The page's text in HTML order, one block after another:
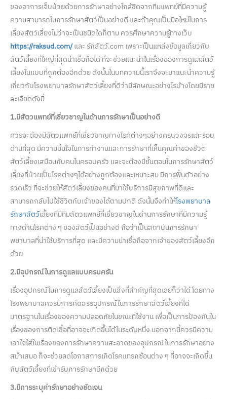
ของอาการเจ็บป่วยด้วยการรักษาอย่างใกล้ชิดจากทีมแพทย์ที่มีความรู้
ความสามารถในการรักษาสัตว์เป็นอย่างดี และถ้าคุณเป็นมือใหม่ในการ
เลี้ยงสัตว์เลี้ยงไม่ว่าจะเป็นชนิดใดก็ตาม ควรศึกษาความรู้ทางเว็บ
https://raksud.com/และ รักสัตว์.com เพราะเป็นแหล่งข้อมูลเกี่ยวกับ
สัตว์เลี้ยงที่ใหญ่ที่สุดน่าเชื่อถือได้ ที่จะช่วยแนะนำในเรื่องของการดูแลสัตว์
เลี้ยงในแบบที่ถูกต้องอีกด้วย ดังนั้นในบทความนี้เราจึงจะมาแนะนำความรู้
เกี่ยวกับโรงพยาบาลรักษาสัตว์เลี้ยงที่ดีว่ามีลักษณะอย่างไรบ้างโดยมีราย
ละเอียดดังนี้
1.มีสัตวแพทย์ที่เชี่ยวชาญในด้านการรักษาเป็นอย่างดี
ควรจะต้องมีสัตวแพทย์ที่เชี่ยวชาญทางโรคต่างๆอย่างครบวงจรและรอบ
ด้านที่สุด มีความมั่นใจในการทำงานและการรักษาที่เห็นคุณค่าของชีวิต
สัตว์เลี้ยงเสมือนกับคนในครอบครัว และจะต้องมีขั้นตอนในการรักษาสัตว์
เลี้ยงที่ป่วยเป็นโรคต่างๆได้อย่างถูกต้องและเหมาะสม มีการฟื้นตัวอย่าง
รวดเร็ว ที่จะช่วยให้สัตว์เลี้ยงของคนที่มาใช้บริการมีสุขภาพที่ดีและ
สามารถกลับไปใช้ชีวิตกับเจ้าของได้ตามปกติ ดังนั้นจึงทำให้โรงพยาบาล
รักษาสัตว์เลี้ยงที่มีทีมสัตวแพทย์ที่เชี่ยวชาญในด้านการรักษาที่มีความรู้
ทางด้านโรคต่าง ๆ ของสัตว์เป็นอย่างดี ถือว่าเป็นสถาบันการรักษา
พยาบาลที่น่าใช้บริการที่สุด และมีความน่าเชื่อถือจากเจ้าของสัตว์เลี้ยงอีก
ด้วย
2.มีอุปกรณ์ในการดูแลแบบครบครัน
เรื่องอุปกรณ์ในการดูแลสัตว์เลี้ยงเป็นสิ่งที่สำคัญที่สุดเลยก็ว่าได้ โดยทาง
โรงพยาบาลควรมีการคัดสรรอุปกรณ์ในการรักษาสัตว์เลี้ยงที่ได้
มาตรฐานในเรื่องของความปลอดภัยในขณะที่ใช้งาน เพื่อเป็นการป้องกันใน
เรื่องของการติดเชื้อที่อาจจะเกิดขึ้นได้ในระดับหนึ่ง นอกจากนี้ควรมีความ
เอาใจใส่ในเรื่องของการรักษาความสะอาดของอุปกรณ์ในการรักษาอย่าง
สม่ำเสมอ ก็จะช่วยลดโอกาสการเกิดโรคแทรกซ้อนต่าง ๆ ที่อาจจะเกิดขึ้น
กับสัตว์เลี้ยงที่เข้ารับการรักษาอีกด้วย
3.มีการระบุค่ารักษาอย่างชัดเจน